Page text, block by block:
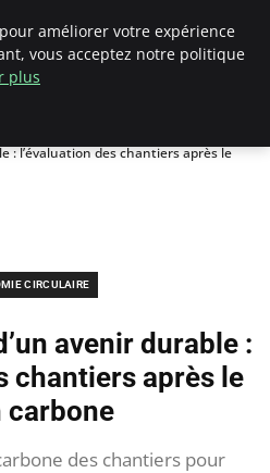
: l’évaluation des chantiers après le
CIRCULAIRE
avenir durable :
chantiers après le
carbone
des chantiers pour
améliorer votre expérience
vous acceptez notre politique
plus